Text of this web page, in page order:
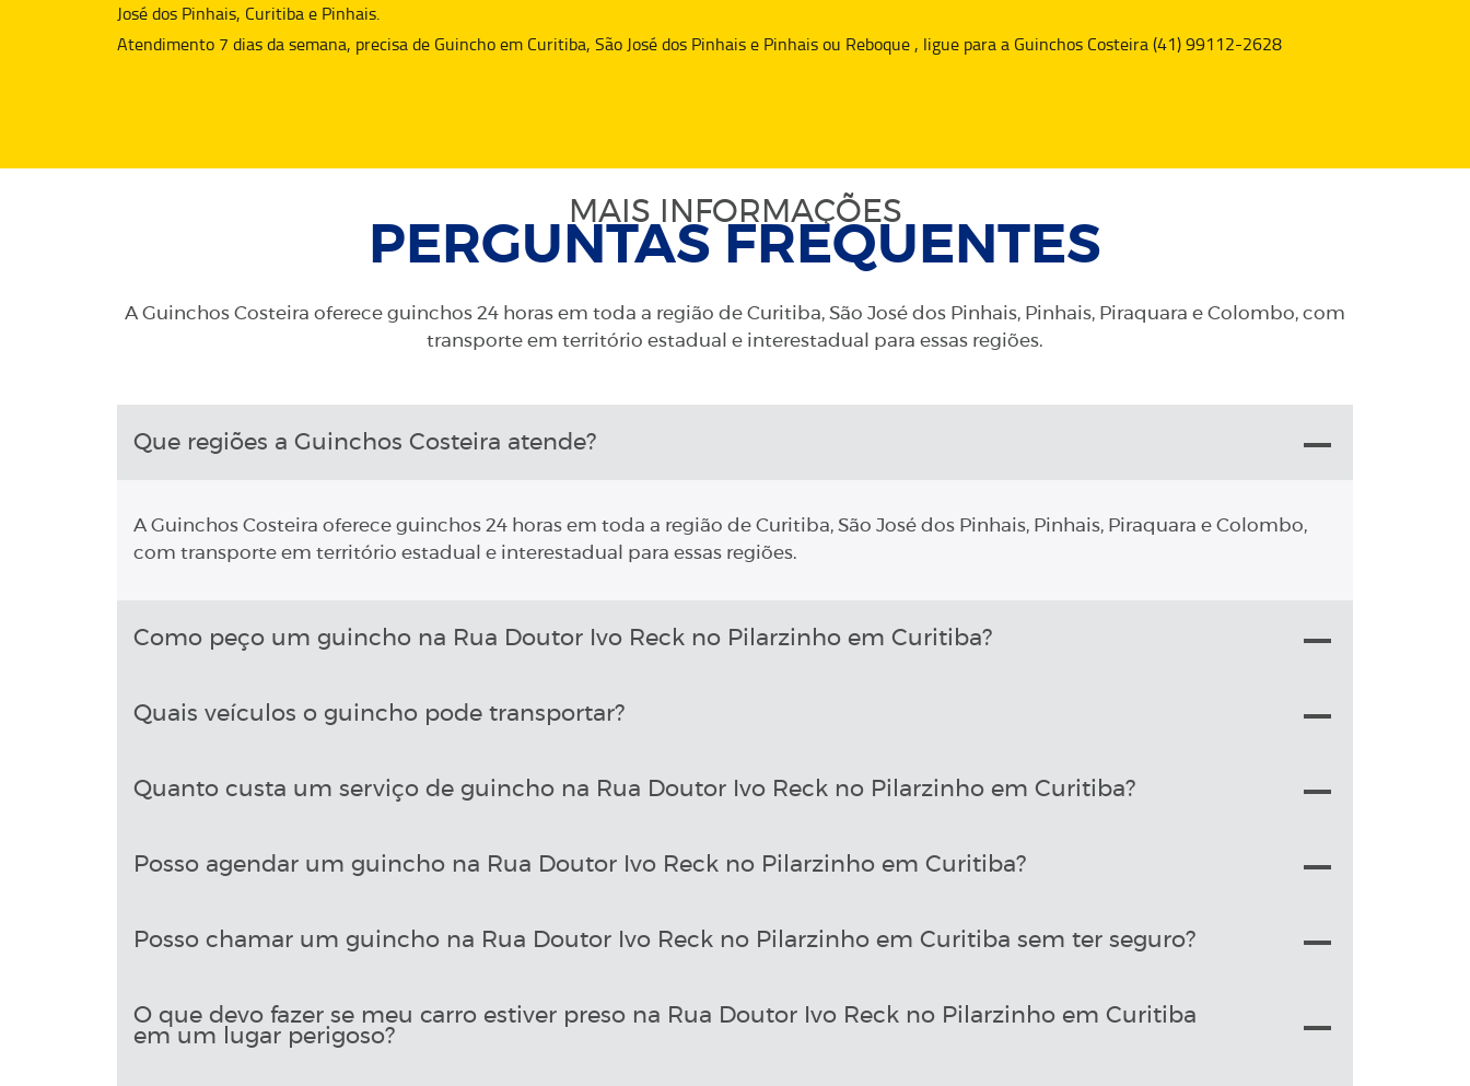
José dos Pinhais, Curitiba e Pinhais.
Atendimento 7 dias da semana, precisa de Guinchoem Curitiba, São José dos Pinhais e Pinhais ou Reboque , ligue para a Guinchos Costeira (41) 99112-2628
MAIS INFORMAÇÕES
PERGUNTAS FREQUENTES
A Guinchos Costeira oferece guinchos 24 horas em toda a região de Curitiba, São José dos Pinhais, Pinhais, Piraquara e Colombo, com
transporte em território estadual e interestadual para essas regiões.
Que regiões a Guinchos Costeira atende?
A Guinchos Costeira oferece guinchos 24 horas em toda a região de Curitiba, São José dos Pinhais, Pinhais, Piraquara e Colombo,
com transporte em território estadual e interestadual para essas regiões.
Como peço um guincho na Rua Doutor Ivo Reck no Pilarzinho em Curitiba?
Quais veículos o guincho pode transportar?
Quanto custa um serviço de guincho na Rua Doutor Ivo Reck no Pilarzinho em Curitiba?
Posso agendar um guincho na Rua Doutor Ivo Reck no Pilarzinho em Curitiba?
Posso chamar um guincho na Rua Doutor Ivo Reck no Pilarzinho em Curitiba sem ter seguro?
O que devo fazer se meu carro estiver preso na Rua Doutor Ivo Reck no Pilarzinho em Curitiba
em um lugar perigoso?